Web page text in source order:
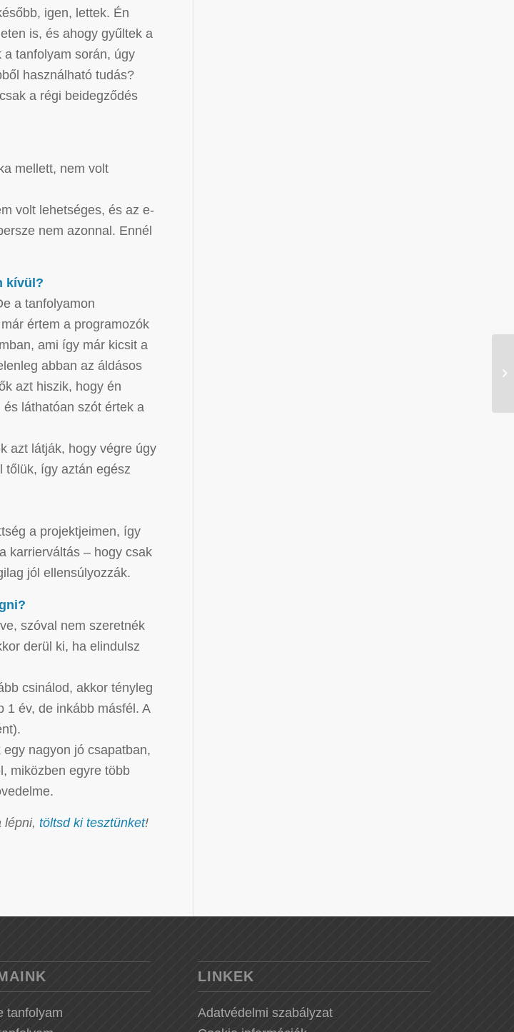
igen, lettek. Én
is, és ahogy gyűltek a
tanfolyam során, úgy
használható tudás?
a régi beidegződés
mellett, nem volt
volt lehetséges, és az e-
nem azonnal. Ennél
kívül?
a tanfolyamon
értem a programozók
ami így már kicsit a
abban az áldásos
azt hiszik, hogy én
láthatóan szót értek a
azt látják, hogy végre úgy
tőlük, így aztán egész
a projektjeimen, így
karrierváltás – hogy csak
jól ellensúlyozzák.
szóval nem szeretnék
derül ki, ha elindulsz
csinálod, akkor tényleg
1 év, de inkább másfél. A
nagyon jó csapatban,
miközben egyre több
lépni,töltsd ki tesztünket!
tanfolyam
LINKEK
Adatvédelmi szabályzat